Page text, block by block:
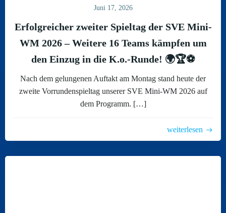
Juni 17, 2026
Erfolgreicher zweiter Spieltag der SVE Mini-
WM 2026 – Weitere 16 Teams kämpfen um
den Einzug in die K.o.-Runde! 🌍🏆⚽
Nach dem gelungenen Auftakt am Montag stand heute der
zweite Vorrundenspieltag unserer SVE Mini-WM 2026 auf
dem Programm. […]
weiterlesen